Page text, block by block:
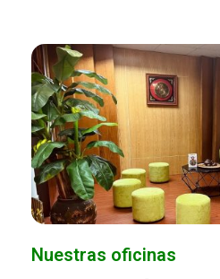
Nuestras oficinas